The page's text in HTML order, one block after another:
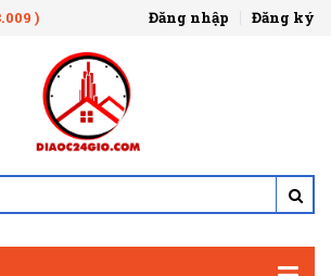
) Đăng nhập Đăng ký